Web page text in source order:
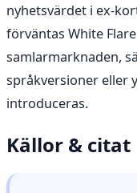
nyhetsvärdet i ex-
förväntas White
samlarmarknaden,
språkversioner eller
introduceras.
Källor & citat